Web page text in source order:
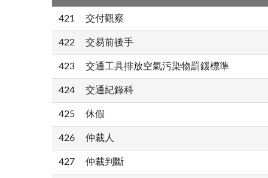
421 交付觀察
422 交易前後手
423 交通工具排放空氣污染物罰鍰標準
424 交通紀錄科
425 休假
426 仲裁人
427 仲裁判斷